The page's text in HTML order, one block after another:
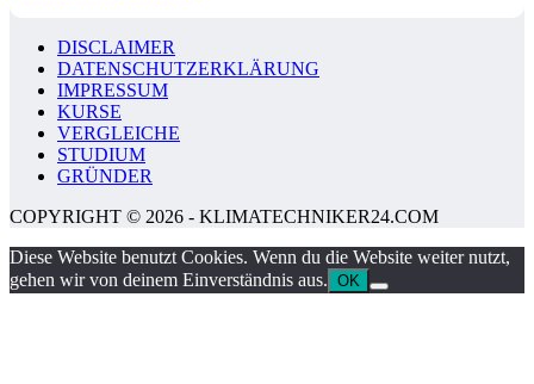
DISCLAIMER
DATENSCHUTZERKLÄRUNG
IMPRESSUM
KURSE
VERGLEICHE
STUDIUM
GRÜNDER
COPYRIGHT © 2026 - KLIMATECHNIKER24.COM
Diese Website benutzt Cookies. Wenn du die Website weiter nutzt,
gehen wir von deinem Einverständnis aus. OK